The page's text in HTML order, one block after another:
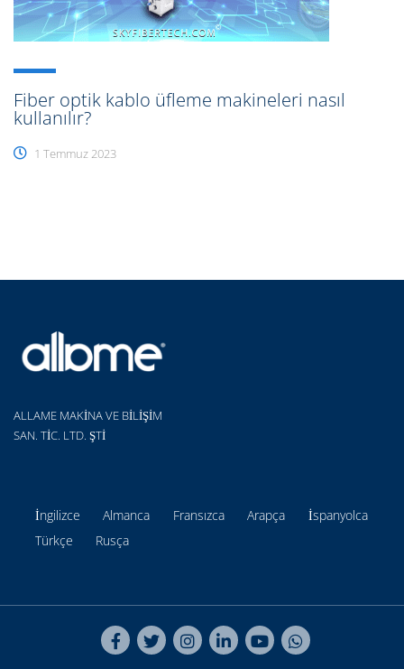
Fiber optik kablo üfleme makineleri nasıl
kullanılır?
1 Temmuz 2023
ALLAME MAKİNA VE BİLİŞİM
SAN. TİC. LTD. ŞTİ
İngilizce Almanca Fransızca Arapça
İspanyolca
Türkçe
Rusça